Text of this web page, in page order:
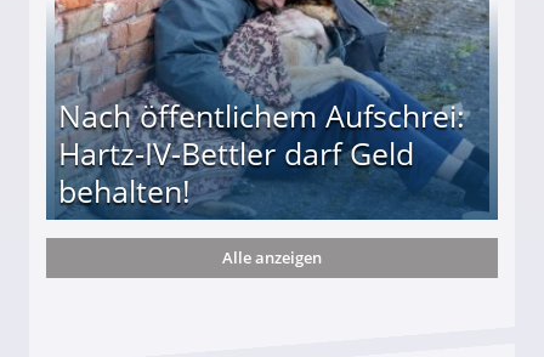
Nach öffentlichem Aufschrei:
Hartz-IV-Bettler darf Geld
behalten!
darf Geld behalten!
Alle anzeigen